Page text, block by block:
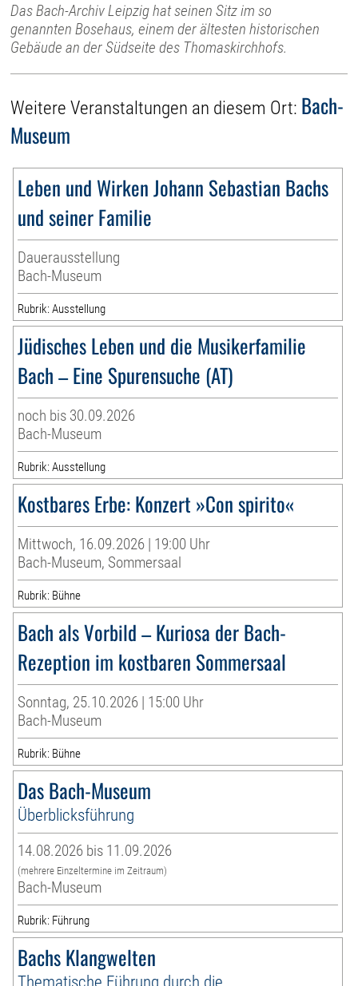
Das Bach-Archiv Leipzig hat seinen Sitz im so
genannten Bosehaus, einem der ältesten historischen
Gebäude an der Südseite des Thomaskirchhofs.
Weitere Veranstaltungen an diesem Ort: Bach-
Museum
Leben und Wirken Johann Sebastian Bachs
und seiner Familie
Dauerausstellung
Bach-Museum
Rubrik: Ausstellung
Jüdisches Leben und die Musikerfamilie
Bach – Eine Spurensuche (AT)
noch bis 30.09.2026
Bach-Museum
Rubrik: Ausstellung
Kostbares Erbe: Konzert »Con spirito«
Mittwoch, 16.09.2026 | 19:00 Uhr
Bach-Museum, Sommersaal
Rubrik: Bühne
Bach als Vorbild – Kuriosa der Bach-
Rezeption im kostbaren Sommersaal
Sonntag, 25.10.2026 | 15:00 Uhr
Bach-Museum
Rubrik: Bühne
Das Bach-Museum
Überblicksführung
14.08.2026 bis 11.09.2026
(mehrere Einzeltermine im Zeitraum)
Bach-Museum
Rubrik: Führung
Bachs Klangwelten
Thematische Führung durch die